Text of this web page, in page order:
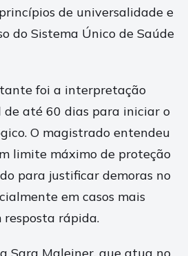
de universalidade e
do Sistema Único de Saúde
foi a interpretação
de até 60 dias para iniciar o
O magistrado entendeu
limite máximo de proteção
para justificar demoras no
em casos mais
resposta rápida.